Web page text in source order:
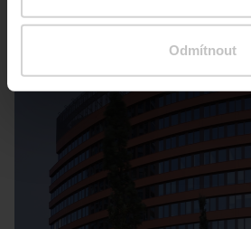
Odmítnout
Bratislava – Klingerka